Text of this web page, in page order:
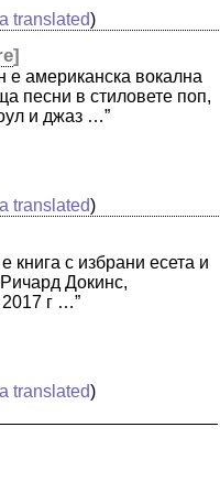
translated)
]
американска вокална
песни в стиловете поп,
и джаз …”
translated)
книга с избрани есета и
Ричард Докинс,
2017 г …”
translated)